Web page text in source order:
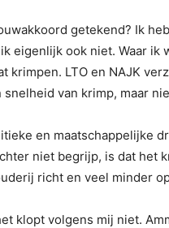
getekend? Ik
eigenlijk ook niet. Waar ik
krimpen. LTO en NAJK
van krimp, maar
en maatschappelijke
niet begrijp, is dat het
richt en veel minder
klopt volgens mij niet.